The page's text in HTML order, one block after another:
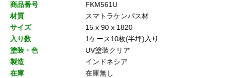
商品番号
FKM561U
材質
スマトラケンパス材
サイズ
15 x 90 x 1820
入り数
1ケース10枚(半坪)入り
塗装・色
UV塗装クリア
製造
インドネシア
在庫
在庫無し